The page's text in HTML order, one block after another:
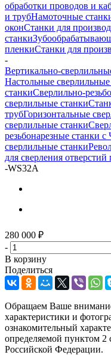
обработки проводов и
и трубНамоточные
оконСтанки для
станки
пленкиСтанки для
-
Вертикально-
Настольные сверлильные
станкиСверлильно-
сверлильные станки
трубГоризонтальные
сверлильные станки
резьбонарезные станки
сверлильные станки
для сверления отверстий
-WS32A
280 000 ₽
-
В корзину
Поделиться
Обращаем Ваше
характеристики и
ознакомительный
определяемой пунктом 2
Российской Федерации.